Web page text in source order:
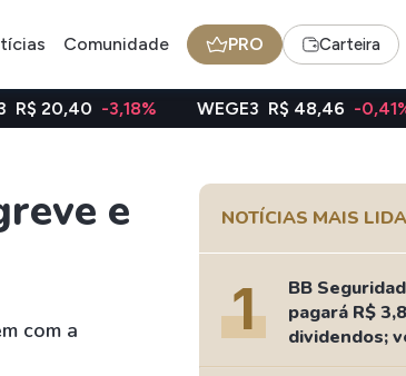
Comunidade PRO Carteira
TRXF11
Criptomoedas Ideias
WEGE3 R$ 48,46 -0,41% KLBN11
e
com a
NOTÍCIAS MAIS
1
BB
pagará R$
dividendos;
ação